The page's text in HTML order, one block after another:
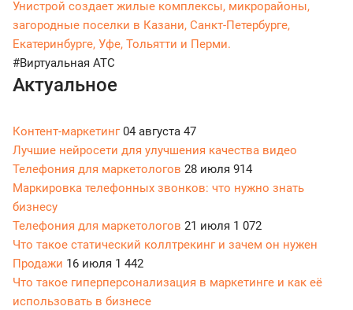
Унистрой создает жилые комплексы, микрорайоны,
загородные поселки в Казани, Санкт-Петербурге,
Екатеринбурге, Уфе, Тольятти и Перми.
#Виртуальная АТС
Актуальное
Контент-маркетинг04 августа 47
Лучшие нейросети для улучшения качества видео
Телефония для маркетологов 28 июля 914
Маркировка телефонных звонков: что нужно знать
бизнесу
Телефония для маркетологов 21 июля 1 072
Что такое статический коллтрекинг и зачем он нужен
Продажи 16 июля 1 442
Что такое гиперперсонализация в маркетинге и как её
использовать в бизнесе